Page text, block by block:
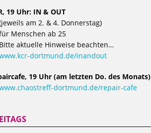
19 Uhr: IN & OUT
am 2. & 4. Donnerstag)
Menschen ab 25
Bitte aktuelle Hinweise beachten…
dortmund.de/inandout
19 Uhr (am letzten Do. des Monats)
dortmund.de/repair-cafe